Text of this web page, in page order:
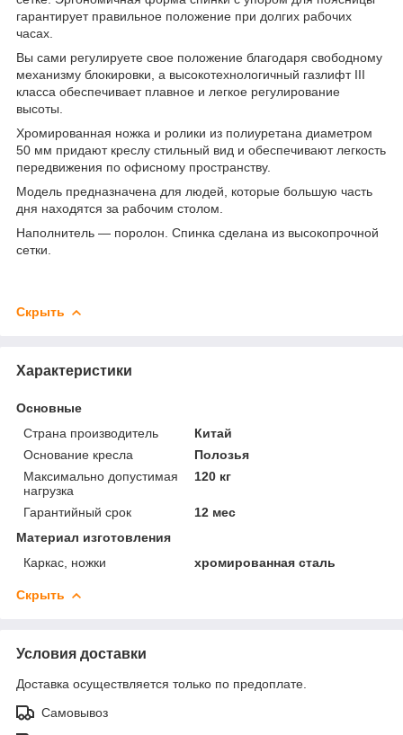
гарантирует правильное положение при долгих рабочих
часах.
Вы сами регулируете свое положение благодаря свободному
механизму блокировки, а высокотехнологичный газлифт III
класса обеспечивает плавное и легкое регулирование
высоты.
Хромированная ножка и ролики из полиуретана диаметром
50 мм придают креслу стильный вид и обеспечивают легкость
передвижения по офисному пространству.
Модель предназначена для людей, которые большую часть
дня находятся за рабочим столом.
Наполнитель — поролон. Спинка сделана из высокопрочной
сетки.
Скрыть
Характеристики
Основные
Страна производитель
Китай
Основание кресла
Полозья
Максимально допустимая
нагрузка
120 кг
Гарантийный срок
12 мес
Материал изготовления
Каркас, ножки
хромированная сталь
Скрыть
Условия доставки
Доставка осуществляется только по предоплате.
Самовывоз